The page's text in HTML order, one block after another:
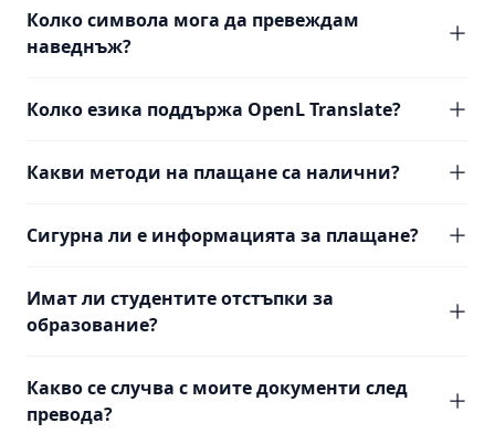
Колко символа мога да превеждам
наведнъж?
Колко езика поддържа OpenL Translate?
Какви методи на плащане са налични?
Сигурна ли е информацията за плащане?
Имат ли студентите отстъпки за
образование?
Какво се случва с моите документи след
превода?